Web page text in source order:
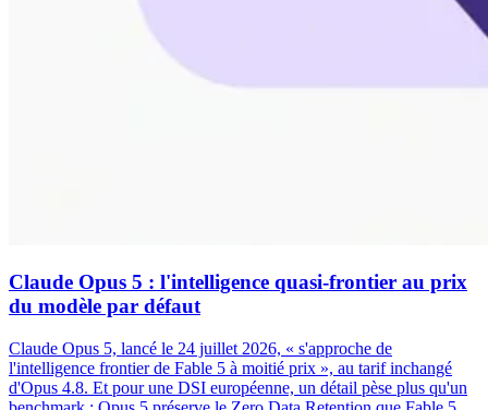
Claude Opus 5 : l'intelligence quasi-frontier au prix
du modèle par défaut
Claude Opus 5, lancé le 24 juillet 2026, « s'approche de
l'intelligence frontier de Fable 5 à moitié prix », au tarif inchangé
d'Opus 4.8. Et pour une DSI européenne, un détail pèse plus qu'un